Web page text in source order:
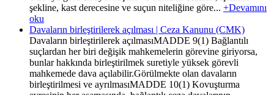
şekline, kast derecesine ve suçun niteliğine göre... +Devamını
oku
Davaların birleştirilerek açılması | Ceza Kanunu (CMK)
Davaların birleştirilerek açılmasıMADDE 9(1) Bağlantılı
suçlardan her biri değişik mahkemelerin görevine giriyorsa,
bunlar hakkında birleştirilmek suretiyle yüksek görevli
mahkemede dava açılabilir.Görülmekte olan davaların
birleştirilmesi ve ayrılmasıMADDE 10(1) Kovuşturma